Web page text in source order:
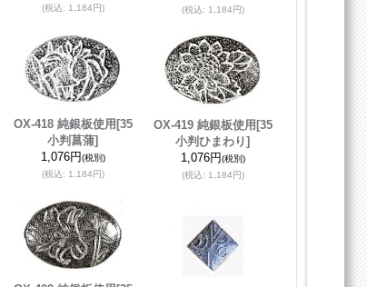
(税込: 1,184円)
(税込: 1,184円)
OX-418 純銀板使用 [35
小判菖蒲]
1,076円(税別)
(税込: 1,184円)
OX-419 純銀板使用 [35
小判ひまわり]
1,076円(税別)
(税込: 1,184円)